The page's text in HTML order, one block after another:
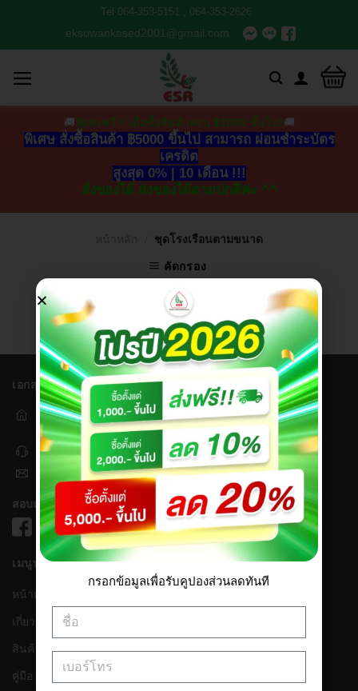
Tel 064-353-5151 , 064-353-2626
eksuwankased2001@gmail.com
🚚 จัดส่งฟรี !! เมื่อซื้อสินค้าครบ ฿1000 ขึ้นไป‼🚚
พิเศษ สั่งซื้อสินค้า ฿5000 ขึ้นไป สามารถ ผ่อนชำระบัตร
เครดิต
สูงสุด 0% | 10 เดือน !!!
สั่งของได้ ส่งของได้ตามปกติค่ะ ^^
ชุดโรงเรือนตามขนาด
คัดกรอง
ไม่พบสินค้าตรงกับที่คุณเลือก
เอกสุวรรณเกษตร
241/11 หมู่ 17 ถ.กาญจนาภิเษก แขวง
ศาลาธรรมสพน์ เขตทวีวัฒนา กรุงเทพมหานคร 10170
064-353-5151 หรือ 064-353-2626
eksuwanased2001@gmail.com
สอบถามข้อมูลเพิ่มเติม
เมนูทั้งหมด
หน้าแรก
เกี่ยวกับเรา
สินค้า
คู่มือ
กรอกข้อมูลเพื่อรับคูปองส่วนลดทันที